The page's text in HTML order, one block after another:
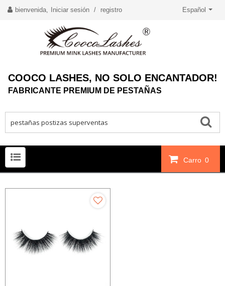
bienvenida, Iniciar sesión / registro Español
COOCO LASHES, NO SOLO ENCANTADOR!
FABRICANTE PREMIUM DE PESTAÑAS
Carro 0